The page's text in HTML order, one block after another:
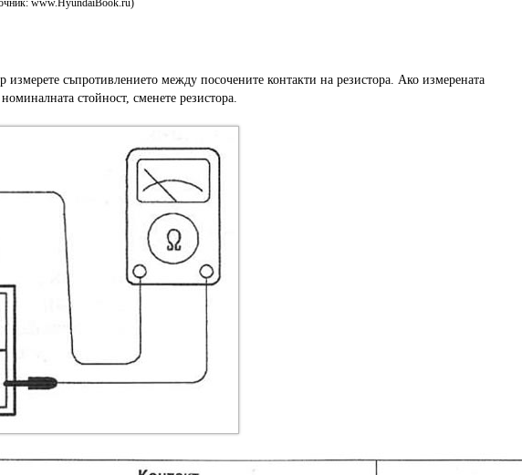
www.HyundaiBook.ru)
съпротивлението между посочените контакти на резистора. Ако измерената
стойност, сменете резистора.